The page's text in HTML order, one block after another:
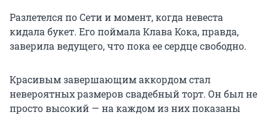
Разлетелся по Сети и момент, когда невеста
кидала букет. Его поймала Клава Кока, правда,
заверила ведущего, что пока ее сердце свободно.
Красивым завершающим аккордом стал
невероятных размеров свадебный торт. Он был не
просто высокий — на каждом из них показаны